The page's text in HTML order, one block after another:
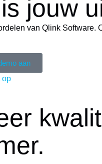
jouw
van Qlink Software.
aan
op